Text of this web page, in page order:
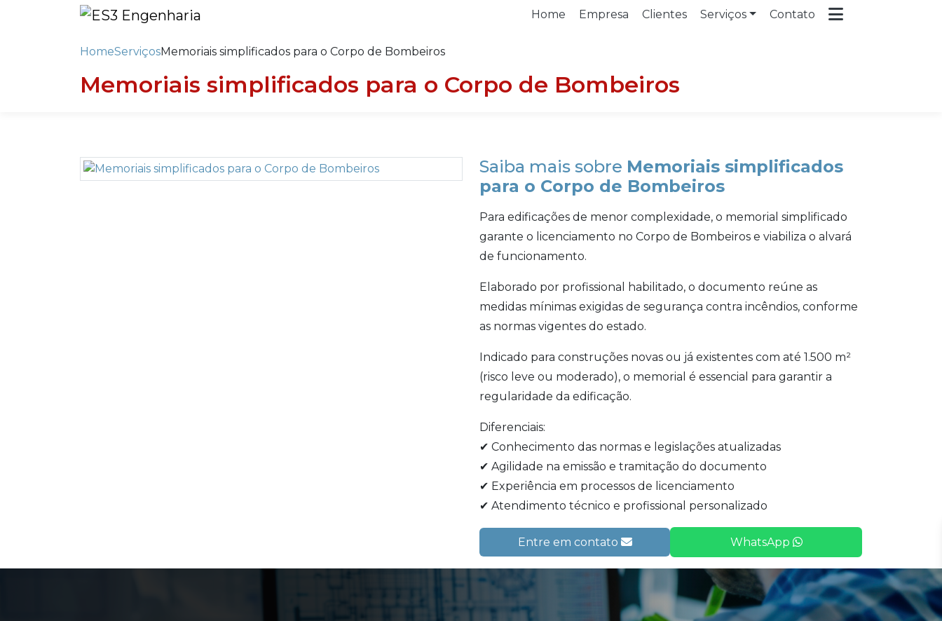
Home Empresa Clientes Serviços Contato
HomeServiçosMemoriais simplificados para o Corpo de Bombeiros
Memoriais simplificados para o Corpo de Bombeiros
Saiba mais sobre Memoriais simplificados
para o Corpo de Bombeiros
Para edificações de menor complexidade, o memorial simplificado
garante o licenciamento no Corpo de Bombeiros e viabiliza o alvará
de funcionamento.
Elaborado por profissional habilitado, o documento reúne as
medidas mínimas exigidas de segurança contra incêndios, conforme
as normas vigentes do estado.
Indicado para construções novas ou já existentes com até 1.500 m²
(risco leve ou moderado), o memorial é essencial para garantir a
regularidade da edificação.
Diferenciais:
✔ Conhecimento das normas e legislações atualizadas
✔ Agilidade na emissão e tramitação do documento
✔ Experiência em processos de licenciamento
✔ Atendimento técnico e profissional personalizado
Entre em contato WhatsApp